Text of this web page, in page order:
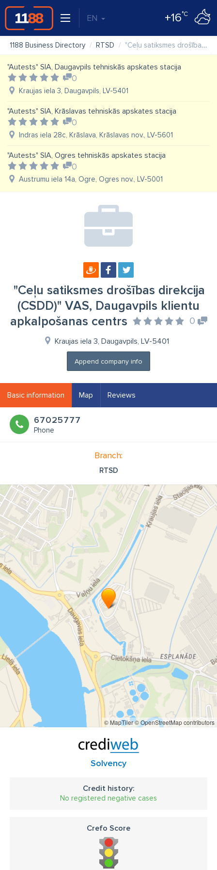
EN +16°C
1188 Business Directory RTSD "Ceļu satiksmes drošības direkcija (CSDD)" VAS, Daugavpils klientu apkalpošanas centrs
"Autests" SIA, Daugavpils tehniskās apskates stacija
0
Kraujas iela 3, Daugavpils, LV-5401
"Autests" SIA, Krāslavas tehniskās apskates stacija
0
Indras iela 28c, Krāslava, Krāslavas nov., LV-5601
"Autests" SIA, Ogres tehniskās apskates stacija
0
Austrumu iela 14a, Ogre, Ogres nov., LV-5001
"Ceļu satiksmes drošības direkcija
(CSDD)" VAS, Daugavpils klientu
apkalpošanas centrs
0
Kraujas iela 3, Daugavpils, LV-5401
Append company info
Basic information Map Reviews
67025777
Phone
Branch:
RTSD
© MapTiler© OpenStreetMap contributors
Solvency
Credit history:
No registered negative cases
Crefo Score